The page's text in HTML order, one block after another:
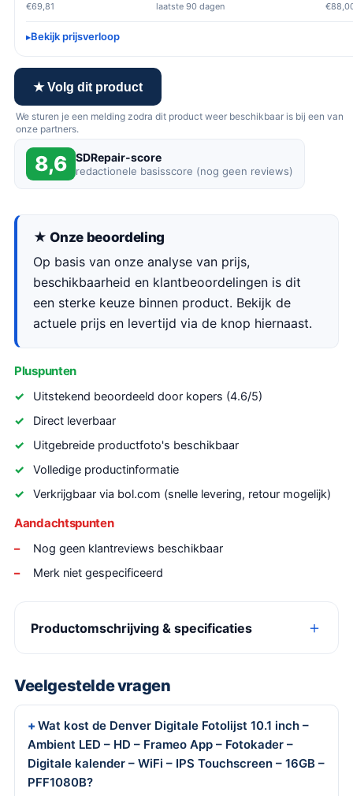
€69,81 laatste 90 dagen
Bekijk prijsverloop
★ Volg dit product
We sturen je een melding zodra dit product weer beschikbaar is bij een van
onze partners.
8,6 SDRepair-score
redactionele basisscore (nog geen reviews)
★ Onze beoordeling
Op basis van onze analyse van prijs,
beschikbaarheid en klantbeoordelingen is dit
een sterke keuze binnen product. Bekijk de
actuele prijs en levertijd via de knop hiernaast.
Pluspunten
Uitstekend beoordeeld door kopers (4.6/5)
Direct leverbaar
Uitgebreide productfoto's beschikbaar
Volledige productinformatie
Verkrijgbaar via bol.com (snelle levering, retour mogelijk)
Aandachtspunten
Nog geen klantreviews beschikbaar
Merk niet gespecificeerd
Productomschrijving & specificaties
Veelgestelde vragen
Wat kost de Denver Digitale Fotolijst 10.1 inch –
Ambient LED – HD – Frameo App – Fotokader –
Digitale kalender – WiFi – IPS Touchscreen – 16GB –
PFF1080B?